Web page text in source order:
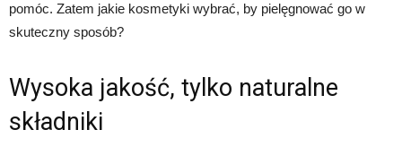
pomóc. Zatem jakie kosmetyki wybrać, by pielęgnować go w
skuteczny sposób?
Wysoka jakość, tylko naturalne
składniki